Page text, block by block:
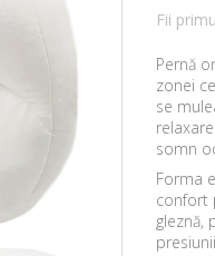
Fii
Pernă
zonei
se
somn
Forma
confort
gleznă,